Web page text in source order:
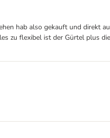
hab also gekauft und direkt
zu flexibel ist der Gürtel plus